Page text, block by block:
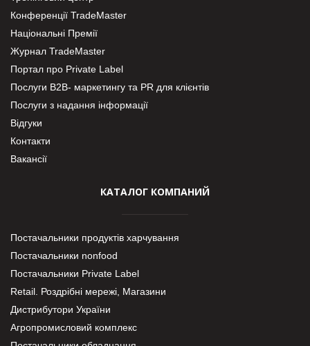
Конференції TradeMaster
Національні Премії
Журнал TradeMaster
Портал про Private Label
Послуги В2В- маркетингу та PR для клієнтів
Послуги з надання інформації
Відгуки
Контакти
Вакансії
КАТАЛОГ КОМПАНИЙ
Постачальники продуктів харчування
Постачальники nonfood
Постачальники Private Label
Retail. Роздрібні мережі, Магазини
Дистрибутори України
Агропромисловий комплекс